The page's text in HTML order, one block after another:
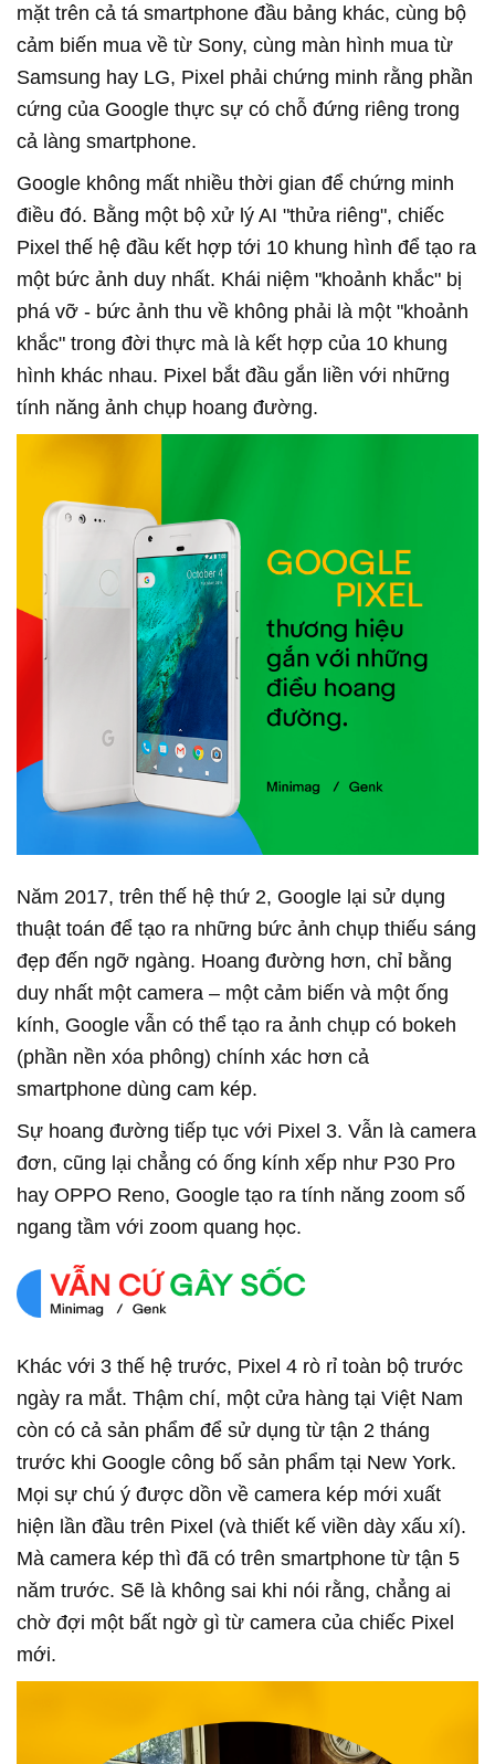
mặt trên cả tá smartphone đầu bảng khác, cùng bộ
cảm biến mua về từ Sony, cùng màn hình mua từ
Samsung hay LG, Pixel phải chứng minh rằng phần
cứng của Google thực sự có chỗ đứng riêng trong
cả làng smartphone.
Google không mất nhiều thời gian để chứng minh
điều đó. Bằng một bộ xử lý AI "thửa riêng", chiếc
Pixel thế hệ đầu kết hợp tới 10 khung hình để tạo ra
một bức ảnh duy nhất. Khái niệm "khoảnh khắc" bị
phá vỡ - bức ảnh thu về không phải là một "khoảnh
khắc" trong đời thực mà là kết hợp của 10 khung
hình khác nhau. Pixel bắt đầu gắn liền với những
tính năng ảnh chụp hoang đường.
Năm 2017, trên thế hệ thứ 2, Google lại sử dụng
thuật toán để tạo ra những bức ảnh chụp thiếu sáng
đẹp đến ngỡ ngàng. Hoang đường hơn, chỉ bằng
duy nhất một camera – một cảm biến và một ống
kính, Google vẫn có thể tạo ra ảnh chụp có bokeh
(phần nền xóa phông) chính xác hơn cả
smartphone dùng cam kép.
Sự hoang đường tiếp tục với Pixel 3. Vẫn là camera
đơn, cũng lại chẳng có ống kính xếp như P30 Pro
hay OPPO Reno, Google tạo ra tính năng zoom số
ngang tầm với zoom quang học.
Khác với 3 thế hệ trước, Pixel 4 rò rỉ toàn bộ trước
ngày ra mắt. Thậm chí, một cửa hàng tại Việt Nam
còn có cả sản phẩm để sử dụng từ tận 2 tháng
trước khi Google công bố sản phẩm tại New York.
Mọi sự chú ý được dồn về camera kép mới xuất
hiện lần đầu trên Pixel (và thiết kế viền dày xấu xí).
Mà camera kép thì đã có trên smartphone từ tận 5
năm trước. Sẽ là không sai khi nói rằng, chẳng ai
chờ đợi một bất ngờ gì từ camera của chiếc Pixel
mới.